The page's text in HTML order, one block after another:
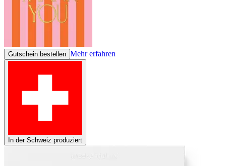
Gutschein bestellen Mehr erfahren
In der Schweiz produziert